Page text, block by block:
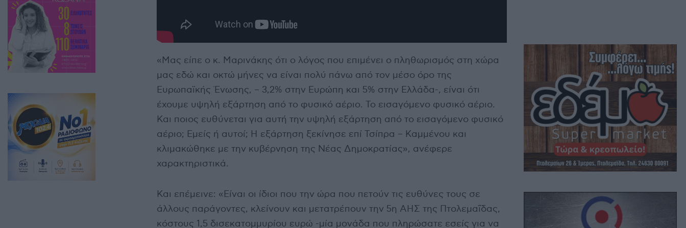
«Μας είπε ο κ. Μαρινάκης ότι ο λόγος που επιμένει ο πληθωρισμός στη χώρα
μας εδώ και οκτώ μήνες να είναι πολύ πάνω από τον μέσο όρο της
Ευρωπαϊκής Ένωσης, – 3,2% στην Ευρώπη και 5% στην Ελλάδα-, είναι ότι
έχουμε υψηλή εξάρτηση από το φυσικό αέριο. Το εισαγόμενο φυσικό αέριο.
Και ποιος ευθύνεται για αυτή την υψηλή εξάρτηση από το εισαγόμενο φυσικό
αέριο; Εμείς ή αυτοί; Η εξάρτηση ξεκίνησε επί Τσίπρα – Καμμένου και
κλιμακώθηκε με την κυβέρνηση της Νέας Δημοκρατίας», ανέφερε
χαρακτηριστικά.
Και επέμεινε: «Είναι οι ίδιοι που την ώρα που πετούν τις ευθύνες τους σε
άλλους παράγοντες, κλείνουν και μετατρέπουν την 5η ΑΗΣ της Πτολεμαΐδας,
κόστους 1,5 δισεκατομμυρίου ευρώ -μία μονάδα που πληρώσατε εσείς για να